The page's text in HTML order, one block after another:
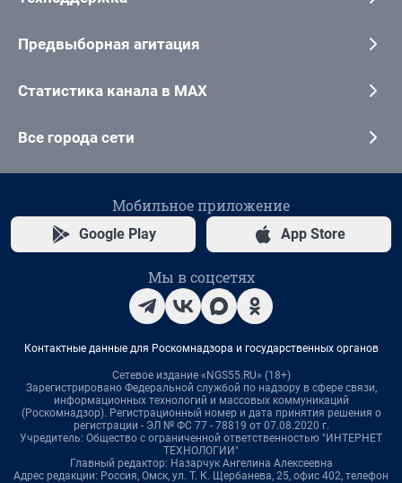
Предвыборная агитация
Статистика канала в MAX
Все города сети
Мобильное приложение
Google Play App Store
Мы в соцсетях
Контактные данные для Роскомнадзора и государственных органов
Сетевое издание «NGS55.RU» (18+)
Зарегистрировано Федеральной службой по надзору в сфере связи,
информационных технологий и массовых коммуникаций
(Роскомнадзор). Регистрационный номер и дата принятия решения о
регистрации - ЭЛ № ФС 77 - 78819 от 07.08.2020 г.
Учредитель: Общество с ограниченной ответственностью "ИНТЕРНЕТ
ТЕХНОЛОГИИ"
Главный редактор: Назарчук Ангелина Алексеевна
Адрес редакции: Россия, Омск, ул. Т. К. Щербанева, 25, офис 402, телефон